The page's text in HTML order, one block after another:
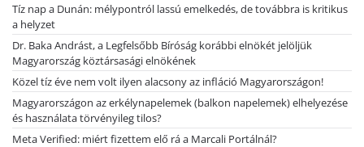
Tíz nap a Dunán: mélypontról lassú emelkedés, de továbbra is kritikus
a helyzet
Dr. Baka Andrást, a Legfelsőbb Bíróság korábbi elnökét jelöljük
Magyarország köztársasági elnökének
Közel tíz éve nem volt ilyen alacsony az infláció Magyarországon!
Magyarországon az erkélynapelemek (balkon napelemek) elhelyezése
és használata törvényileg tilos?
Meta Verified: miért fizettem elő rá a Marcali Portálnál?